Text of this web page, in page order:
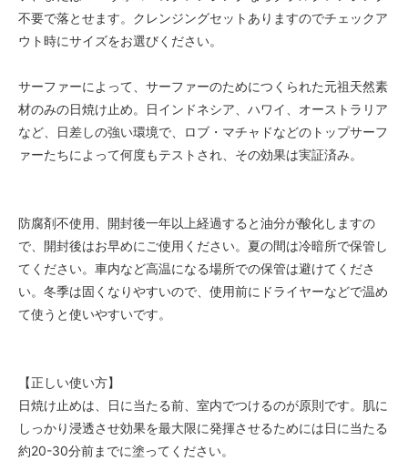
不要で落とせます。クレンジングセットありますのでチェックア
ウト時にサイズをお選びください。
サーファーによって、サーファーのためにつくられた元祖天然素
材のみの日焼け止め。日インドネシア、ハワイ、オーストラリア
など、日差しの強い環境で、ロブ・マチャドなどのトップサーフ
ァーたちによって何度もテストされ、その効果は実証済み。
防腐剤不使用、開封後一年以上経過すると油分が酸化しますの
で、開封後はお早めにご使用ください。夏の間は冷暗所で保管し
てください。車内など高温になる場所での保管は避けてくださ
い。冬季は固くなりやすいので、使用前にドライヤーなどで温め
て使うと使いやすいです。
【正しい使い方】
日焼け止めは、日に当たる前、室内でつけるのが原則です。肌に
しっかり浸透させ効果を最大限に発揮させるためには日に当たる
約20-30分前までに塗ってください。